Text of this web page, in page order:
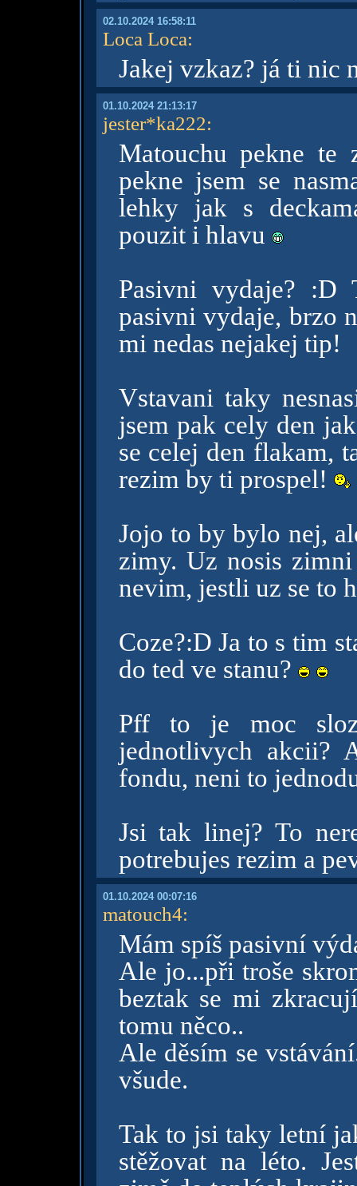
02.10.2024 16:58:11
Loca Loca:
Jakej vzkaz? já ti nic
01.10.2024 21:13:17
jester*ka222:
Matouchu pekne te
pekne jsem se
lehky jak s
pouzit i hlavu
Pasivni vydaje?
pasivni vydaje, brzo
mi nedas nejakej tip!
Vstavani taky
jsem pak cely den
se celej den flakam,
rezim by ti prospel!
Jojo to by bylo nej,
zimy. Uz nosis
nevim, jestli uz se to
Coze?:D Ja to s tim
do ted ve stanu?
Pff to je moc
jednotlivych akcii?
fondu, neni to
Jsi tak linej? To
potrebujes rezim a
01.10.2024 00:07:16
matouch4:
Mám spíš pasivní
Ale jo...při troše
beztak se mi
tomu něco..
Ale děsím se
všude.
Tak to jsi taky letní
stěžovat na léto.